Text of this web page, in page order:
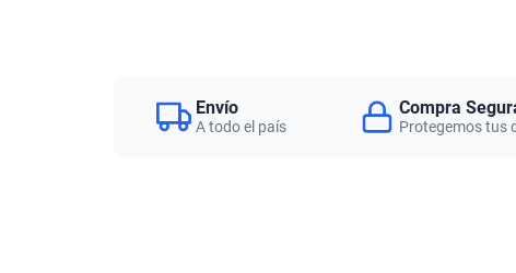
Envío
A todo el país
Compra
Protegemos tus